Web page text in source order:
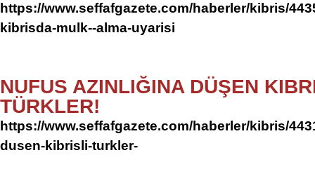
https://www.seffafgazete.com/haberler/kibris/
kibrisda-mulk--alma-uyarisi
NUFUS AZINLIĞINA DÜŞEN
TÜRKLER!
https://www.seffafgazete.com/haberler/kibris/
dusen-kibrisli-turkler-